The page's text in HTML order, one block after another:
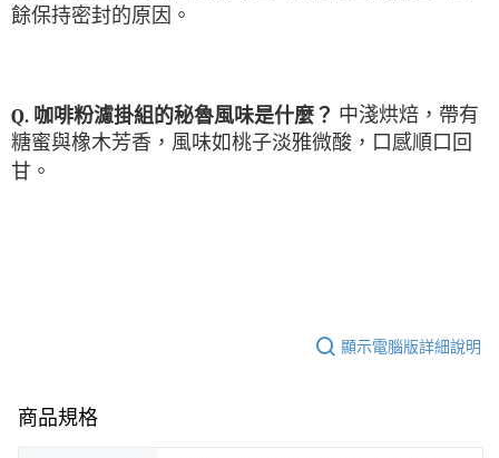
餘保持密封的原因。
Q. 咖啡粉濾掛組的秘魯風味是什麼？ 中淺烘焙，帶有
糖蜜與橡木芳香，風味如桃子淡雅微酸，口感順口回
甘。
顯示電腦版詳細說明
商品規格